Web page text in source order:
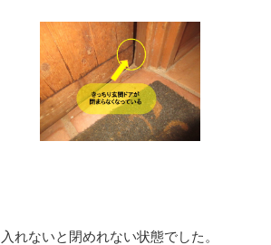
れないと閉めれない状態でした。